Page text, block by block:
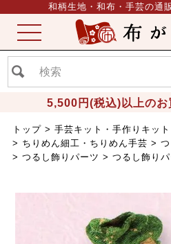
和柄生地・和布・手芸の通
5,500円(税込)以上のお
ME
NU
トップ
手芸キット・手作りキット
ちりめん細工・ちりめん手芸
つるし飾りパーツ
つるし飾り